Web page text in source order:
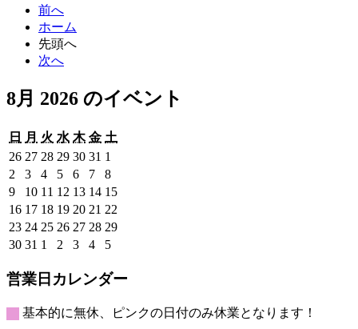
前へ
ホーム
先頭へ
次へ
8月 2026 のイベント
日
日
曜
日
月 月
曜
日
火 火
曜
日
水 水
曜
日
木木
曜
日
金金
曜
日
土
262026
年
7
月
26
日
272026
年
7
月
27
日
282026
年
7
月
28
日
292026
年
7
月
29
日
302026
年
7
月
30
日
31 2026
年
7
月
31
日
1
8
月
1
日
2 2026
年
8
月
2
日
32026
年
8
月
3
日
42026
年
8
月
4
日
52026
年
8
月
5
日
62026
年
8
月
6
日
72026
年
8
月
7
日
82026
年
8
月
8
日
92026
年
8
月
9
日
102026
年
8
月
10
日
11 2026
年
8
月
11
12 2026
年
8
月
12
132026
年
8
月
13
142026
年
8
月
14
日
152026
8
162026
年
8
16
日
172026
年
8
17
日
182026
年
8
18
日
192026
年
8
19
日
202026
年
20
日
21 2026
年
8
21
日
22
年
232026
年
月
23
日
242026
年
月
24
日
252026
年
月
25
日
262026
年
月
26
日
272026
年
月
27
日
282026
年
月
28
292026
日
302026
8
月
30
日
31 2026
8
月
31
日
1
2026
9
月
1
日
2 2026
9
月
2
日
32026
9
月
3
日
42026
9
月
4
日
52026
9
5
日
営業日カレンダー
基本的に無休、ピンクの日付のみ休業となります！